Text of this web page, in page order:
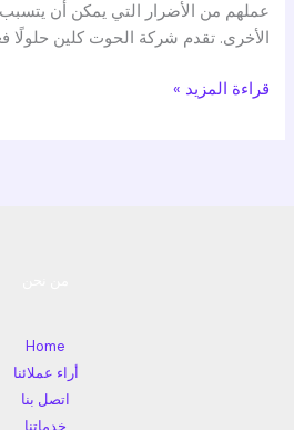
عملهم من الأضرار التي يمكن أن يتسبب
الأخرى. تقدم شركة الحوت كلين حلولًا
قراءة المزيد »
Home
أراء عملائنا
اتصل بنا